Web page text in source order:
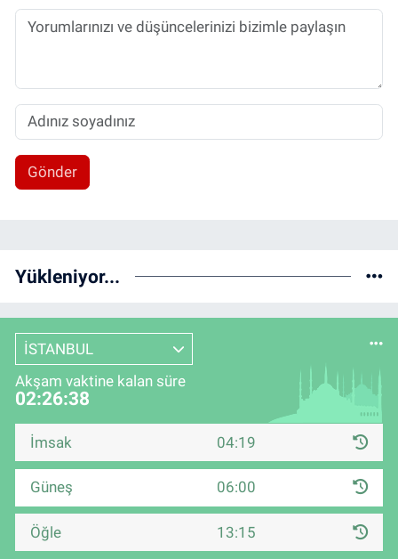
Gönder
Yükleniyor...
İSTANBUL
Akşam vaktine kalan süre
02:26:37
İmsak 04:19
Güneş 06:00
Öğle 13:15